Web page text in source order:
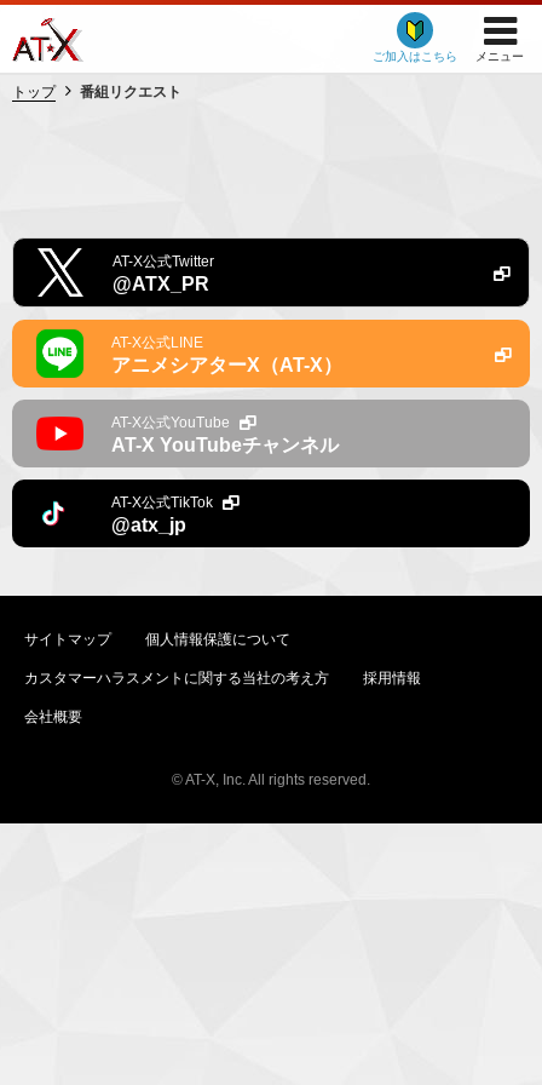
ご加入はこちら メニュー
トップ 番組リクエスト
AT-X公式Twitter
@ATX_PR
AT-X公式LINE
アニメシアターX（AT-X）
AT-X公式YouTube
AT-X YouTubeチャンネル
AT-X公式TikTok
@atx_jp
サイトマップ 個人情報保護について
カスタマーハラスメントに関する当社の考え方 採用情報
会社概要
© AT-X, Inc. All rights reserved.